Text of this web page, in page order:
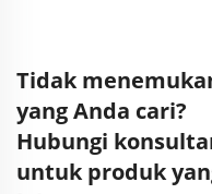
Tidak
yang Anda cari?
Hubungi
untuk produk